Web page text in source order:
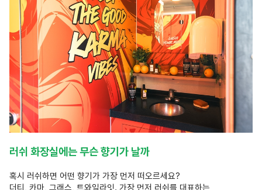
러쉬 화장실에는 무슨 향기가 날까
혹시 러쉬하면 어떤 향기가 가장 먼저 떠오르세요?
더티, 카마, 그래스, 트와일라잇. 가장 먼저 러쉬를 대표하는